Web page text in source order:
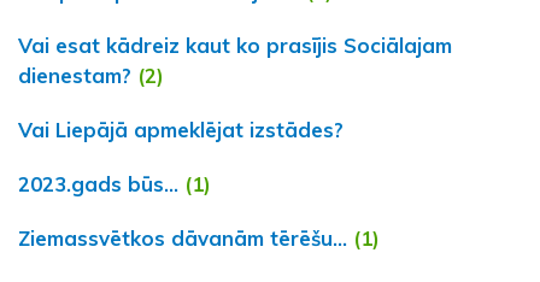
Vai esat kādreiz kaut ko prasījis Sociālajam
dienestam? (2)
Vai Liepājā apmeklējat izstādes?
2023.gads būs... (1)
Ziemassvētkos dāvanām tērēšu... (1)